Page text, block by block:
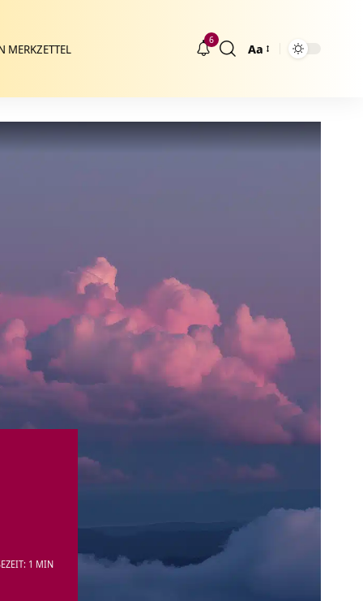
MERKZETTEL
6
Größenänderung
Aa
1 MIN